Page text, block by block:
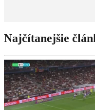
Najčítanejšie